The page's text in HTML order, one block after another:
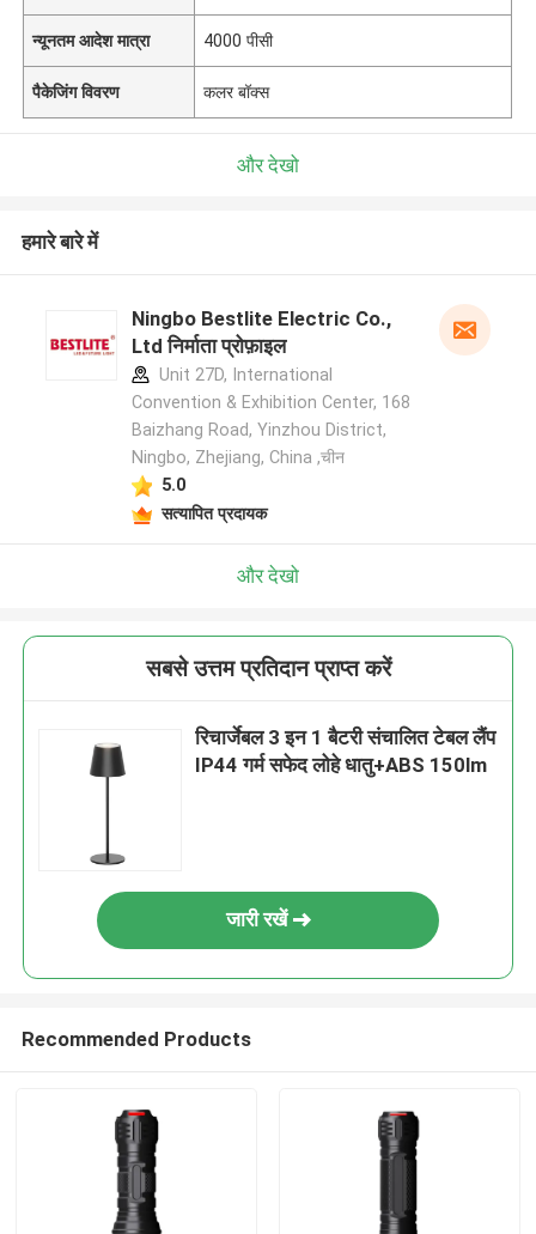
न्यूनतम आदेश मात्रा 4000 पीसी
पैकेजिंग विवरण कलर बॉक्स
और देखो
हमारे बारे में
Ningbo Bestlite Electric Co.,
Ltd निर्माता प्रोफ़ाइल
Unit 27D, International
Convention & Exhibition Center, 168
Baizhang Road, Yinzhou District,
Ningbo, Zhejiang, China ,चीन
5.0
सत्यापित प्रदायक
और देखो
सबसे उत्तम प्रतिदान प्राप्त करें
रिचार्जेबल 3 इन 1 बैटरी संचालित टेबल लैंप
IP44 गर्म सफेद लोहे धातु+ABS 150lm
जारी रखें
Recommended Products